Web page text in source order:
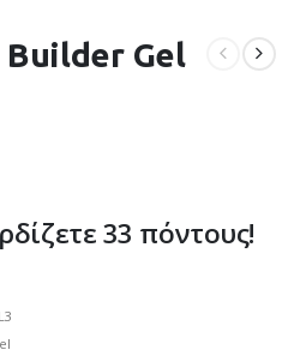
Gel
33 πόντους!